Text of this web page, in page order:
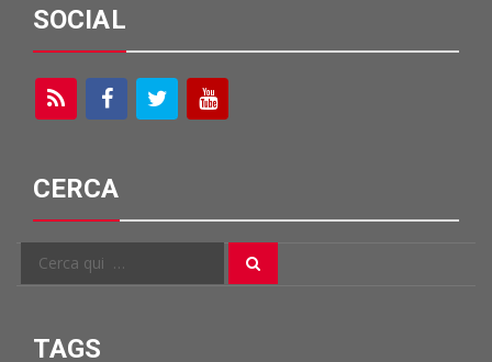
SOCIAL
CERCA
Cerca
TAGS